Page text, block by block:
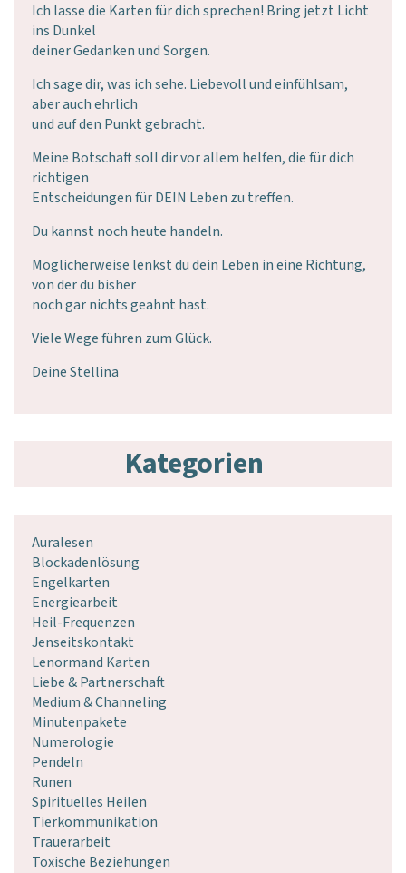
Ich lasse die Karten für dich sprechen! Bring jetzt Licht
ins Dunkel
deiner Gedanken und Sorgen.
Ich sage dir, was ich sehe. Liebevoll und einfühlsam,
aber auch ehrlich
und auf den Punkt gebracht.
Meine Botschaft soll dir vor allem helfen, die für dich
richtigen
Entscheidungen für DEIN Leben zu treffen.
Du kannst noch heute handeln.
Möglicherweise lenkst du dein Leben in eine Richtung,
von der du bisher
noch gar nichts geahnt hast.
Viele Wege führen zum Glück.
Deine Stellina
Kategorien
Auralesen
Blockadenlösung
Engelkarten
Energiearbeit
Heil-Frequenzen
Jenseitskontakt
Lenormand Karten
Liebe & Partnerschaft
Medium & Channeling
Minutenpakete
Numerologie
Pendeln
Runen
Spirituelles Heilen
Tierkommunikation
Trauerarbeit
Toxische Beziehungen